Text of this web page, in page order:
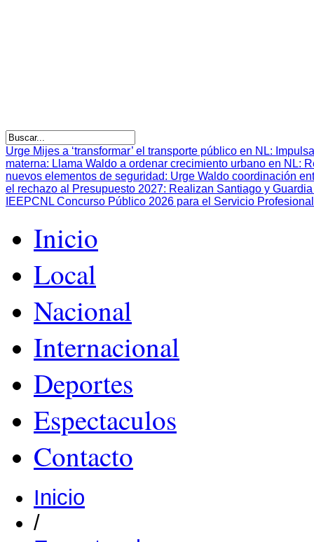
Urge Mijes a ‘transformar’ el transporte público en NL:
materna: Llama Waldo a ordenar crecimiento urbano en NL:
nuevos elementos de seguridad: Urge Waldo coordinación
el rechazo al Presupuesto 2027: Realizan Santiago y
IEEPCNL Concurso Público 2026 para el Servicio
Inicio
Local
Nacional
Internacional
Deportes
Espectaculos
Contacto
Inicio
/